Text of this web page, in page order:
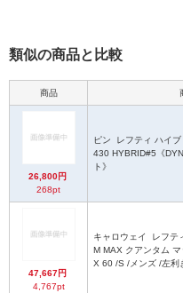
類似の商品と比較
商品
26,800円
268pt
ピン
430 HYBRID#5《
ト》
47,667円
4,767pt
キャロウェイ
M MAX クアンタム
X 60 /S /メンズ /左利